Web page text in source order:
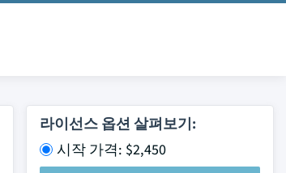
라이선스 옵션 살펴보기:
시작 가격: $2,450